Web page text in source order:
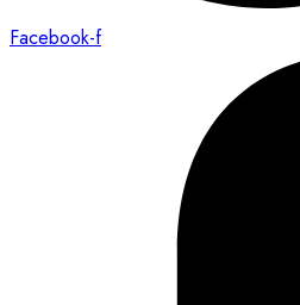
Facebook-f